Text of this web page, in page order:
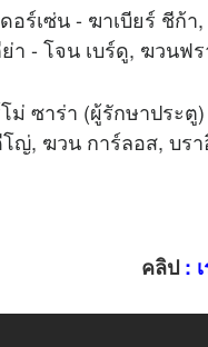
อร์เซ่น - ฆาเบียร์ ชีก้า
า - โจน เบร์ดู, ฆวนฟ
โม่ ซาร่า (ผู้รักษาประ
ญ่, ฆวน การ์ลอส, บร
คลิป :